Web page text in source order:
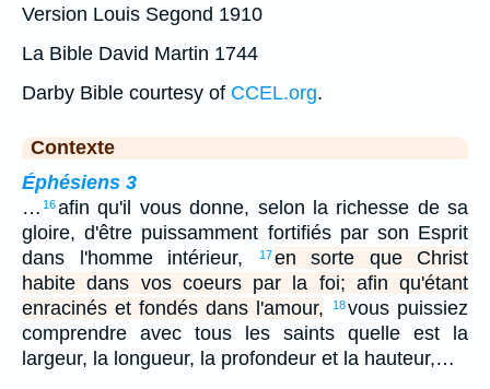
Version Louis Segond 1910
La Bible David Martin 1744
Darby Bible courtesy of CCEL.org.
Contexte
Éphésiens 3
… 16afin qu'il vous donne, selon la richesse de sa
gloire, d'être puissamment fortifiés par son Esprit
dans l'homme intérieur,
17 en sorte que Christ
habite dans vos coeurs par la foi; afin qu'étant
enracinés et fondés dans l'amour,
18vous puissiez
comprendre avec tous les saints quelle est la
largeur, la longueur, la profondeur et la hauteur,…